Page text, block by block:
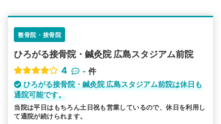
詳細条件で絞り込む
その他の検索方法
駅から探す
整骨院・接骨院
ひろがる接骨院・鍼灸院 広島スタジアム前院
4
- 件
ひろがる接骨院・鍼灸院 広島スタジアム前院は休日も
通院可能です。
当院は平日はもちろん土日祝も営業しているので、休日を利用し
て通院が続けられます。